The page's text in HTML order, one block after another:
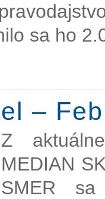
sa ho
–
Z
MEDIAN
SMER